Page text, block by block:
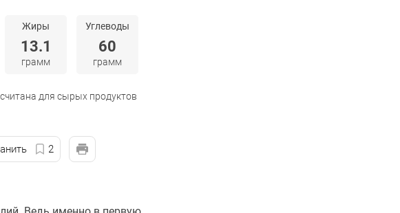
Жиры
13.1
грамм
Углеводы
60
грамм
для сырых продуктов
2